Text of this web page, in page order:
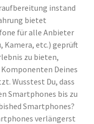
instand
bietet
für alle Anbieter
Kamera, etc.) geprüft
zu bieten,
Deines
Wusstest Du, dass
Smartphones bis zu
Smartphones?
verlängerst